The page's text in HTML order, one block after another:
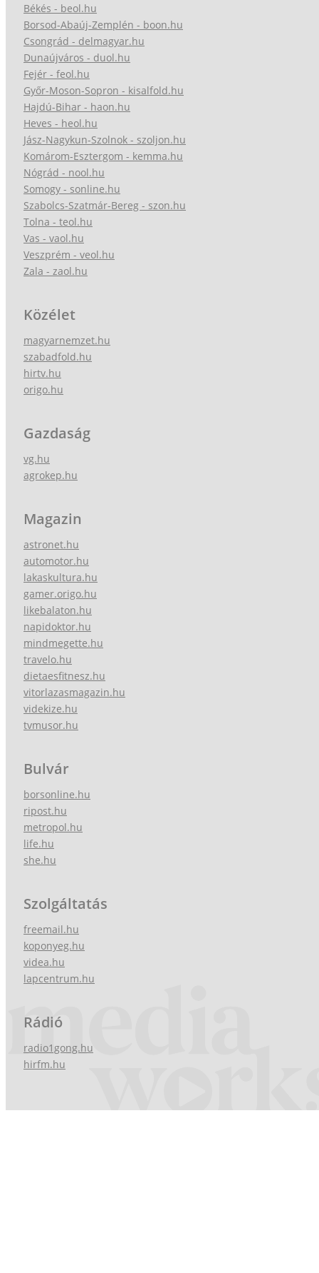
Békés - beol.hu
Borsod-Abaúj-Zemplén - boon.hu
Csongrád - delmagyar.hu
Dunaújváros - duol.hu
Fejér - feol.hu
Győr-Moson-Sopron - kisalfold.hu
Hajdú-Bihar - haon.hu
Heves - heol.hu
Jász-Nagykun-Szolnok - szoljon.hu
Komárom-Esztergom - kemma.hu
Nógrád - nool.hu
Somogy - sonline.hu
Szabolcs-Szatmár-Bereg - szon.hu
Tolna - teol.hu
Vas - vaol.hu
Veszprém - veol.hu
Zala - zaol.hu
Közélet
magyarnemzet.hu
szabadfold.hu
hirtv.hu
origo.hu
Gazdaság
vg.hu
agrokep.hu
Magazin
astronet.hu
automotor.hu
lakaskultura.hu
gamer.origo.hu
likebalaton.hu
napidoktor.hu
mindmegette.hu
travelo.hu
dietaesfitnesz.hu
vitorlazasmagazin.hu
videkize.hu
tvmusor.hu
Bulvár
borsonline.hu
ripost.hu
metropol.hu
life.hu
she.hu
Szolgáltatás
freemail.hu
koponyeg.hu
videa.hu
lapcentrum.hu
Rádió
radio1gong.hu
hirfm.hu